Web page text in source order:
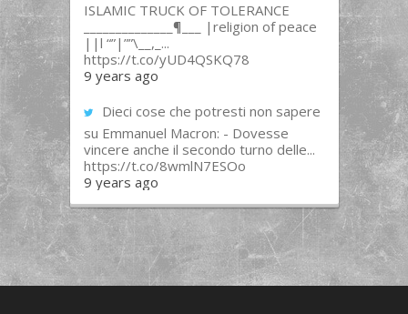
ISLAMIC TRUCK OF TOLERANCE
______________¶___ |religion of peace
||l “”|””\__,_...
https://t.co/yUD4QSKQ78
9 years ago
Dieci cose che potresti non sapere
su Emmanuel Macron: - Dovesse
vincere anche il secondo turno delle...
https://t.co/8wmlN7ESOo
9 years ago